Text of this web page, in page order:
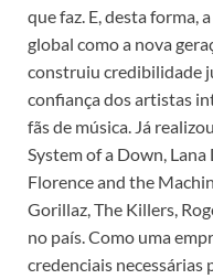
que faz. E, desta forma,
global como a nova
construiu credibilidade
confiança dos artistas
fãs de música. Já
System of a Down,
Florence and the
Gorillaz, The Killers,
no país. Como uma
credenciais